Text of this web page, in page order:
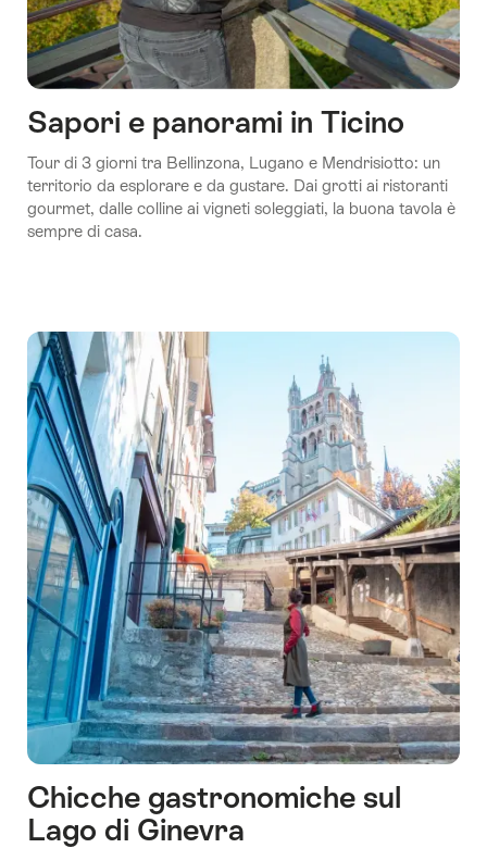
Sapori e panorami in Ticino
Tour di 3 giorni tra Bellinzona, Lugano e Mendrisiotto: un
territorio da esplorare e da gustare. Dai grotti ai ristoranti
gourmet, dalle colline ai vigneti soleggiati, la buona tavola è
sempre di casa.
Chicche gastronomiche sul
Lago di Ginevra